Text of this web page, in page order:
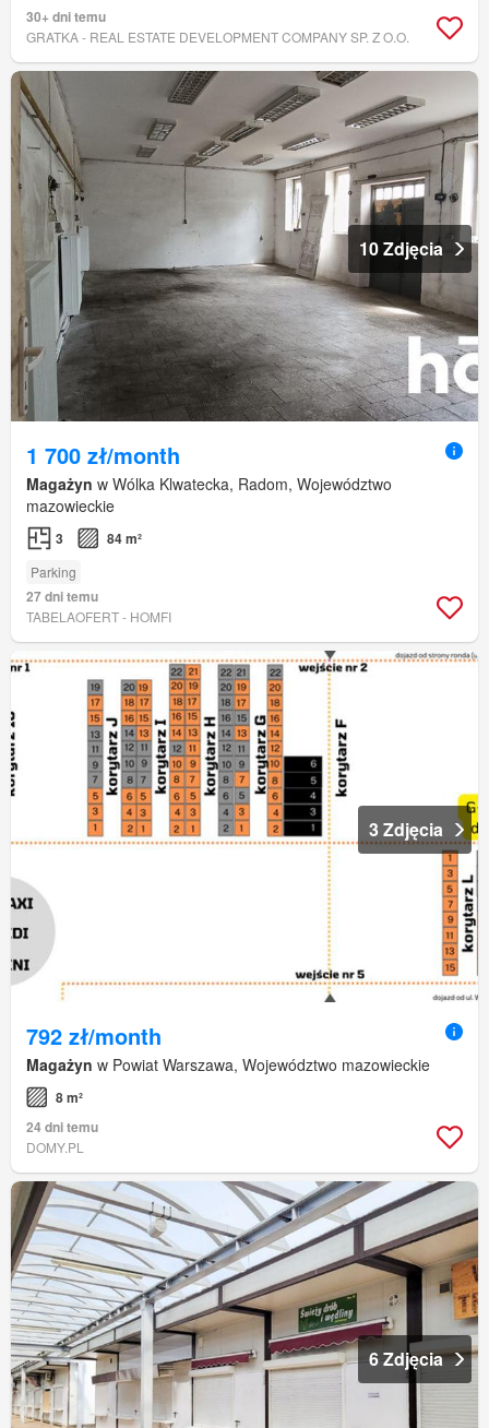
30+ dni temu
GRATKA - REAL ESTATE DEVELOPMENT COMPANY SP. Z O.O.
10 Zdjęcia
1 700 zł/month
Magażyn w Wólka Klwatecka, Radom, Województwo
mazowieckie
3 84 m²
Parking
27 dni temu
TABELAOFERT - HOMFI
3 Zdjęcia
792 zł/month
Magażyn w Powiat Warszawa, Województwo mazowieckie
8 m²
24 dni temu
DOMY.PL
6 Zdjęcia